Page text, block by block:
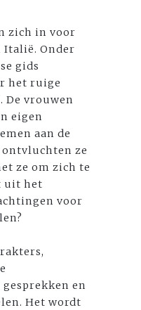
zich in voor
Italië. Onder
gids
het ruige
De vrouwen
eigen
aan de
ze
ze om zich te
uit het
voor
en
Het wordt